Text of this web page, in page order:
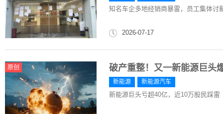
知名车企多地经销商暴雷，员工集体讨
2026-07-17
原创 破产重整！又一新能源巨头
新能源 新能源汽车
新能源巨头亏超40亿，近10万股民踩雷